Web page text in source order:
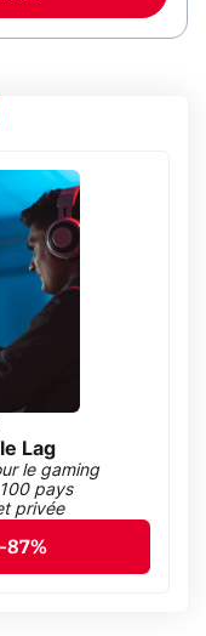
Lag
le gaming
pays
privée
87%